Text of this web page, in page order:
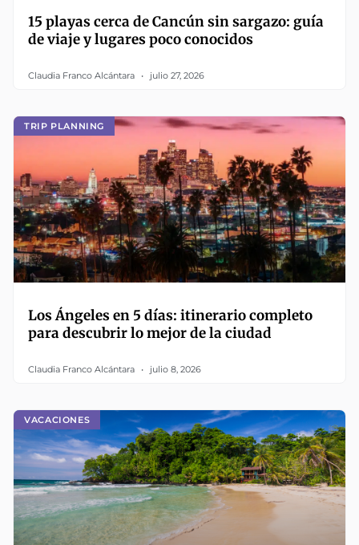
15 playas cerca de Cancún sin sargazo: guía
de viaje y lugares poco conocidos
Claudia Franco Alcántara julio 27, 2026
TRIP PLANNING
Los Ángeles en 5 días: itinerario completo
para descubrir lo mejor de la ciudad
Claudia Franco Alcántara julio 8, 2026
VACACIONES